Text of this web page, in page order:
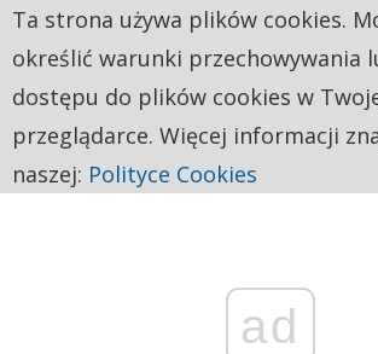
ad
Ta strona używa plików cookies.
określić warunki przechowywania
dostępu do plików cookies w
przeglądarce. Więcej informacji
naszej: Polityce Cookies